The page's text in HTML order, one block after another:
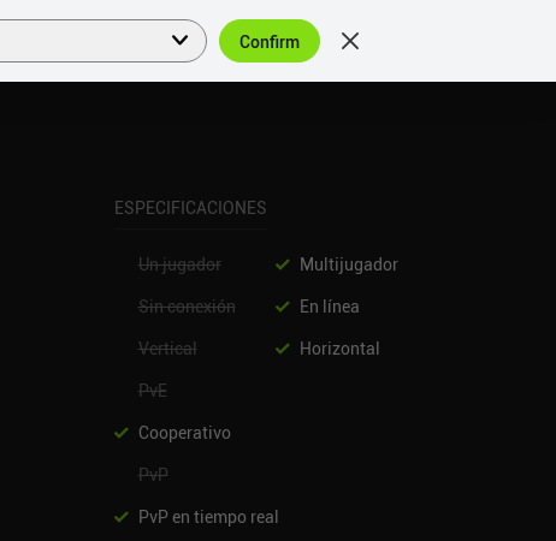
ES
ESPECIFICACIONES
Un jugador
Multijugador
Sin conexión
En línea
Vertical
Horizontal
PvE
Cooperativo
PvP
PvP en tiempo real
Confirm